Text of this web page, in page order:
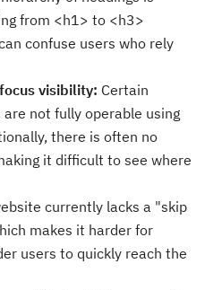
from <h1> to <h3>
confuse users who rely
visibility: Certain
not fully operable using
there is often no
it difficult to see where
currently lacks a "skip
makes it harder for
users to quickly reach the